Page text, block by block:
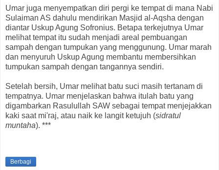
Umar juga menyempatkan diri pergi ke tempat di mana Nabi
Sulaiman AS dahulu mendirikan Masjid al-Aqsha dengan
diantar Uskup Agung Sofronius. Betapa terkejutnya Umar
melihat tempat itu sudah menjadi areal pembuangan
sampah dengan tumpukan yang menggunung. Umar marah
dan menyuruh Uskup Agung membantu membersihkan
tumpukan sampah dengan tangannya sendiri.
Setelah bersih, Umar melihat batu suci masih tertanam di
tempatnya. Umar menjelaskan bahwa itulah batu yang
digambarkan Rasulullah SAW sebagai tempat menjejakkan
kaki saat mi'raj, atau naik ke langit ketujuh (sidratul
muntaha). ***
Berbagi